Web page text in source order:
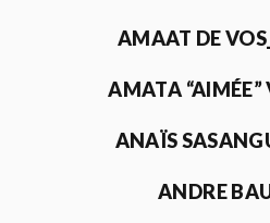
AMAAT DE
AMATA “AIMÉE”
ANAÏS
ANDRE